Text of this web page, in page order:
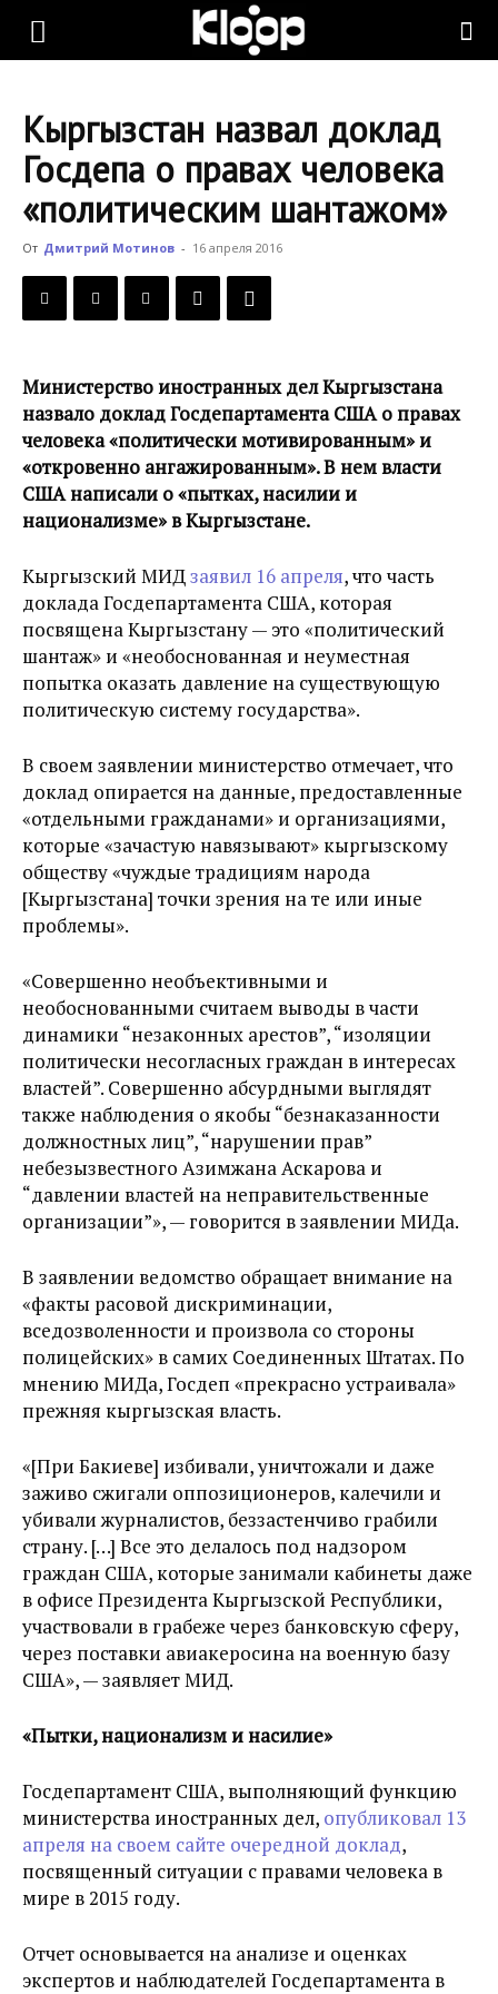
KLOOP.KG
Новости
Кыргызстана
Кыргызстан назвал доклад
Госдепа о правах человека
«политическим шантажом»
От Дмитрий Мотинов - 16 апреля 2016
Министерство иностранных дел Кыргызстана
назвало доклад Госдепартамента США о правах
человека «политически мотивированным» и
«откровенно ангажированным». В нем власти
США написали о «пытках, насилии и
национализме» в Кыргызстане.
Кыргызский МИДзаявил 16 апреля, что часть
доклада Госдепартамента США, которая
посвящена Кыргызстану — это «политический
шантаж» и «необоснованная и неуместная
попытка оказать давление на существующую
политическую систему государства».
В своем заявлении министерство отмечает, что
доклад опирается на данные, предоставленные
«отдельными гражданами» и организациями,
которые «зачастую навязывают» кыргызскому
обществу «чуждые традициям народа
[Кыргызстана] точки зрения на те или иные
проблемы».
«Совершенно необъективными и
необоснованными считаем выводы в части
динамики “незаконных арестов”, “изоляции
политически несогласных граждан в интересах
властей”. Совершенно абсурдными выглядят
также наблюдения о якобы “безнаказанности
должностных лиц”, “нарушении прав”
небезызвестного Азимжана Аскарова и
“давлении властей на неправительственные
организации”», — говорится в заявлении МИДа.
В заявлении ведомство обращает внимание на
«факты расовой дискриминации,
вседозволенности и произвола со стороны
полицейских» в самих Соединенных Штатах. По
мнению МИДа, Госдеп «прекрасно устраивала»
прежняя кыргызская власть.
«[При Бакиеве] избивали, уничтожали и даже
заживо сжигали оппозиционеров, калечили и
убивали журналистов, беззастенчиво грабили
страну. […] Все это делалось под надзором
граждан США, которые занимали кабинеты даже
в офисе Президента Кыргызской Республики,
участвовали в грабеже через банковскую сферу,
через поставки авиакеросина на военную базу
США», — заявляет МИД.
«Пытки, национализм и насилие»
Госдепартамент США, выполняющий функцию
министерства иностранных дел, опубликовал 13
апреля на своем сайте очередной доклад,
посвященный ситуации с правами человека в
мире в 2015 году.
Отчет основывается на анализе и оценках
экспертов и наблюдателей Госдепартамента в